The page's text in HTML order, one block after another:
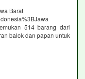
Barat
514 barang dari
balok dan papan untuk